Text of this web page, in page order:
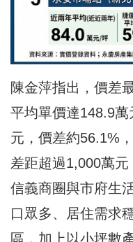
陳金萍指出，價差
平均單價達148.9
元，價差約56.1%
差距超過1,000萬
信義商圈與市府生
口眾多、居住需求
區，加上以小坪數